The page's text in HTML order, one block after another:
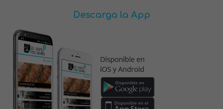
Descarga la App